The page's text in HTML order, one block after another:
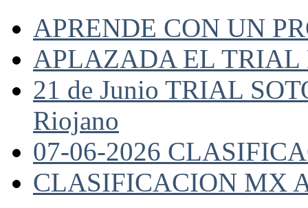
APRENDE CON UN
APLAZADA EL TRIAL
21 de Junio TRIAL
Riojano
07-06-2026
CLASIFICACION MX